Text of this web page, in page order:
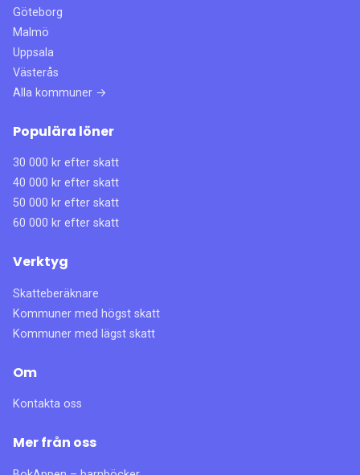
Göteborg
Malmö
Uppsala
Västerås
Alla kommuner →
Populära löner
30 000 kr efter skatt
40 000 kr efter skatt
50 000 kr efter skatt
60 000 kr efter skatt
Verktyg
Skatteberäknare
Kommuner med högst skatt
Kommuner med lägst skatt
Om
Kontakta oss
Mer från oss